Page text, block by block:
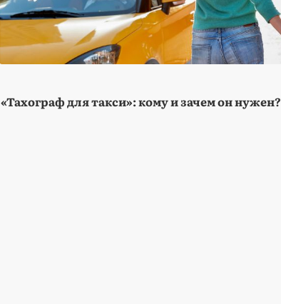
«Тахограф для такси»: кому и зачем он нужен?